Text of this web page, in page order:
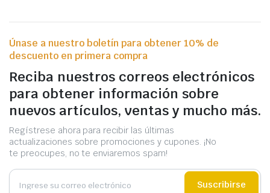
Únase a nuestro boletín para obtener 10% de
descuento en primera compra
Reciba nuestros correos electrónicos
para obtener información sobre
nuevos artículos, ventas y mucho más.
Regístrese ahora para recibir las últimas
actualizaciones sobre promociones y cupones. ¡No
te preocupes, no te enviaremos spam!
Suscribirse